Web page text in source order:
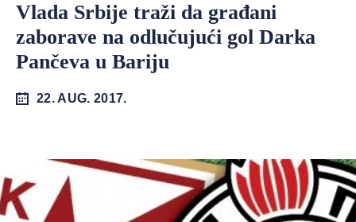
Vlada Srbije traži da građani
zaborave na odlučujući gol Darka
Pančeva u Bariju
22. AUG. 2017.